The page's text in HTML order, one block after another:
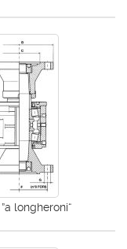
longheroni“